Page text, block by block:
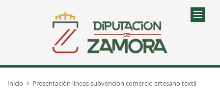
Inicio Presentación líneas subvención comercio artesano textil